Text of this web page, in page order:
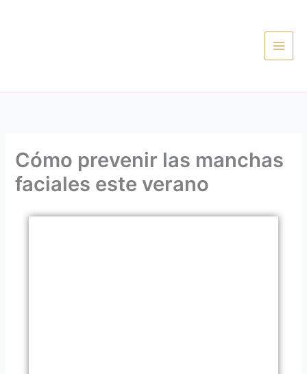
Cómo prevenir las manchas
faciales este verano